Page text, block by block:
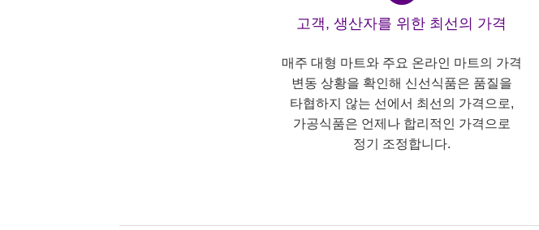
고객, 생산자를 위한 최선의 가격
매주 대형 마트와 주요 온라인 마트의 가격
변동 상황을 확인해 신선식품은 품질을
타협하지 않는 선에서 최선의 가격으로,
가공식품은 언제나 합리적인 가격으로
정기 조정합니다.